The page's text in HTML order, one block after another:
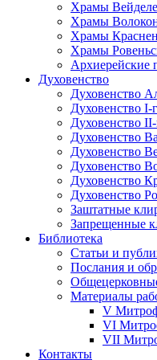
Храмы
Храмы
Храмы
Храмы
Архиерейские
Духовенство
Духовенство
Духовенство I-
Духовенство
Духовенство
Духовенство
Духовенство
Духовенство
Духовенство
Заштатные
Запрещенные
Библиотека
Статьи и
Послания и
Материалы
V
VI
VII
Контакты